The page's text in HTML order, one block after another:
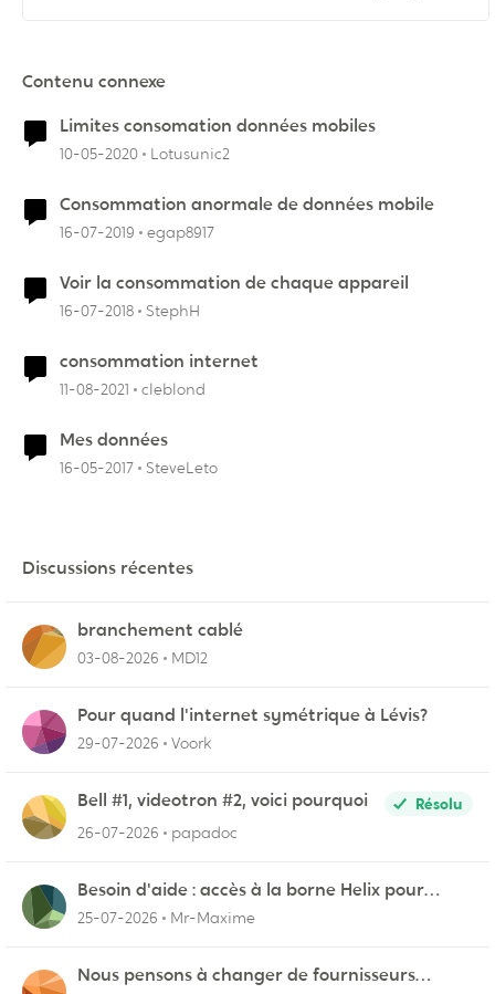
Contenu connexe
Limites consomation données mobiles
10-05-2020 Lotusunic2
Consommation anormale de données mobile
16-07-2019 egap8917
Voir la consommation de chaque appareil
16-07-2018 StephH
consommation internet
11-08-2021 cleblond
Mes données
16-05-2017 SteveLeto
Discussions récentes
branchement cablé
03-08-2026 MD12
Pour quand l'internet symétrique à Lévis?
29-07-2026 Voork
Bell #1, videotron #2, voici pourquoi
Résolu
26-07-2026
papadoc
Besoin d'aide : accès à la borne Helix pour
vérifier l'UPnP NAT Black Ops 2
25-07-2026 Mr-Maxime
Nous pensons à changer de fournisseurs…